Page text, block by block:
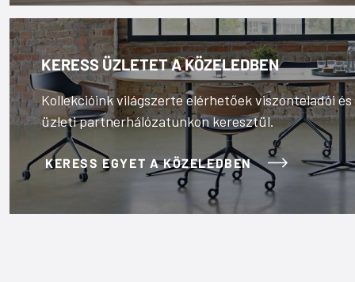
KERESS ÜZLETET A KÖZELEDBEN
Kollekcióink világszerte elérhetőek viszonteladói és
üzleti partnerhálózatunkon keresztül.
KERESS EGYET A KÖZELEDBEN